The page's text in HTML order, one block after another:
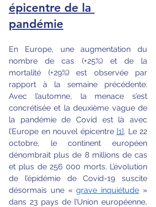
épicentre de la
pandémie
En Europe, une augmentation du
nombre de cas (+25%) et de la
mortalité (+29%) est observée par
rapport à la semaine précédente.
Avec l’automne, la menace s’est
concrétisée et la deuxième vague de
la pandémie de Covid est là avec
l’Europe en nouvel épicentre [1]. Le 22
octobre, le continent européen
dénombrait plus de 8 millions de cas
et plus de 256 000 morts. L’évolution
de l’épidémie de Covid-19 suscite
désormais une « grave inquiétude »
dans 23 pays de l’Union européenne,